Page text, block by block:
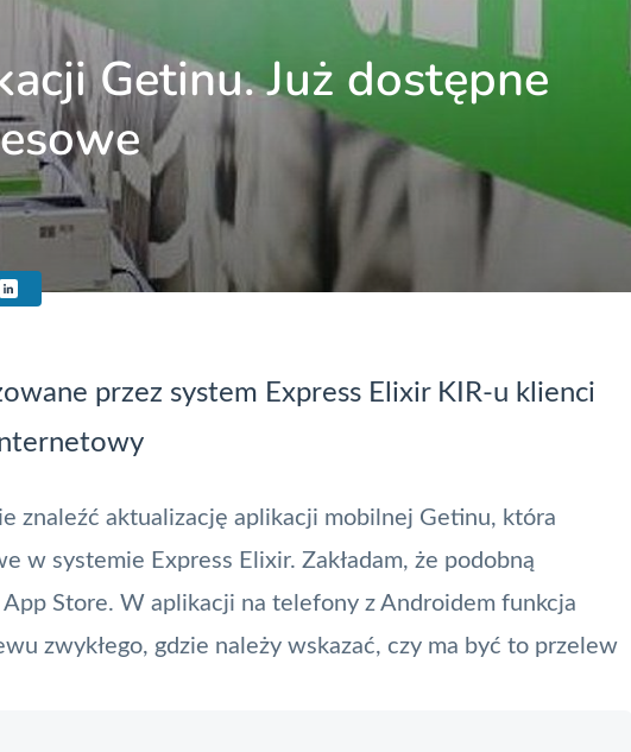
Getinu. Już dostępne
przez system Express Elixir KIR-u klienci
znaleźć aktualizację aplikacji mobilnej Getinu, która
w systemie Express Elixir. Zakładam, że podobną
Store. W aplikacji na telefony z Androidem funkcja
zwykłego, gdzie należy wskazać, czy ma być to przelew